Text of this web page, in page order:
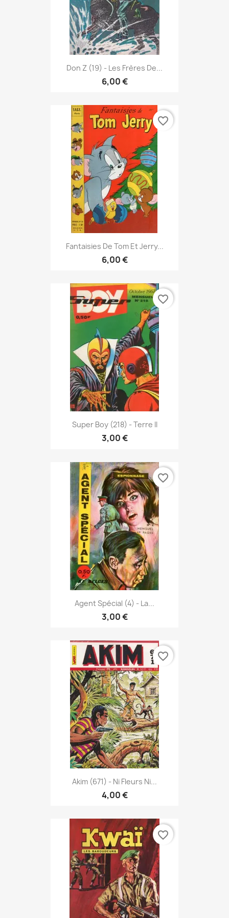
Don Z (19) - Les Frères De...
6,00 €
Fantaisies De Tom Et Jerry...
6,00 €
favorite_border
Super Boy (218) - Terre II
3,00 €
favorite_border
Agent Spécial (4) - La...
3,00 €
favorite_border
Akim (671) - Ni Fleurs Ni...
4,00 €
favorite_border
favorite_border